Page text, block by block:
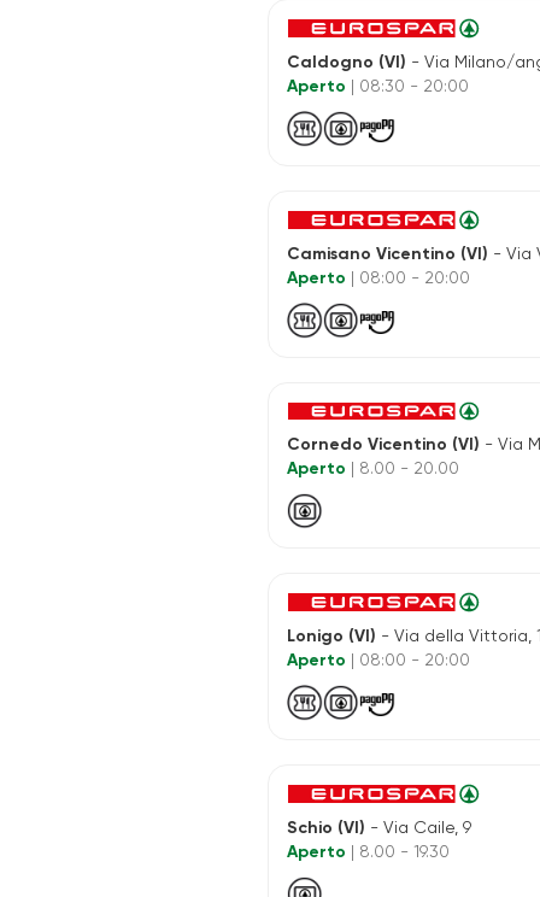
Caldogno (VI) - Via Milano/ang. V. Torino Sn c/o
Aperto
| 08:30 - 20:00
Camisano Vicentino (VI) - Via
Aperto
| 08:00 - 20:00
Cornedo Vicentino (VI) - Via
Aperto
| 8.00 - 20.00
Lonigo (VI) - Via della Vittoria,
Aperto
| 08:00 - 20:00
Schio (VI) - Via Caile, 9
Aperto
| 8.00 - 19.30